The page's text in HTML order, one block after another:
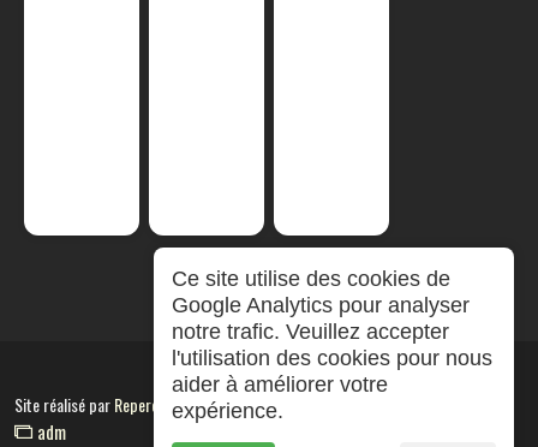
Site réalisé parRepereCom
adm
Ce site utilise des cookies de
Google Analytics pour analyser
notre trafic. Veuillez accepter
l'utilisation des cookies pour nous
aider à améliorer votre
expérience.